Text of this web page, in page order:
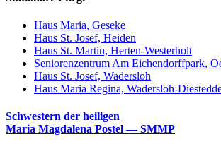
Haus Maria, Geseke
Haus St. Josef, Heiden
Haus St. Martin, Herten-Westerholt
Seniorenzentrum Am Eichendorffpark,
Haus St. Josef, Wadersloh
Haus Maria Regina, Wadersloh-
Schwestern der heiligen
Maria Magdalena Postel — SMMP